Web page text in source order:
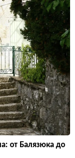
от Балязюка до